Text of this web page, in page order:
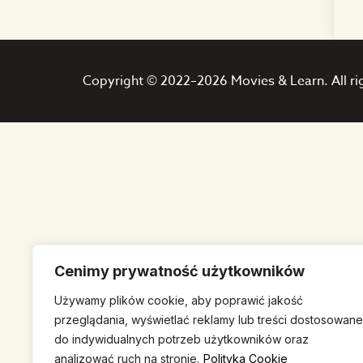
Cenimy prywatność użytkowników
Używamy plików cookie, aby poprawić jakość
przeglądania, wyświetlać reklamy lub treści dostosowane
do indywidualnych potrzeb użytkowników oraz
analizować ruch na stronie. Polityka Cookie
Copyright © 2022–2026 Movies & Learn. All